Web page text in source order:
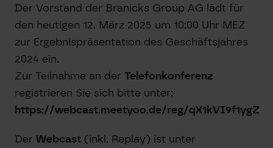
Der Vorstand der Branicks Group AG lädt für
den heutigen 12. März 2025 um 10:00 Uhr MEZ
zur Ergebnispräsentation des Geschäftsjahres
2024 ein.
Zur Teilnahme an der Telefonkonferenz
registrieren Sie sich bitte unter:
https://webcast.meetyoo.de/reg/qX1kVI9f1ygZ
Der Webcast (inkl. Replay) ist unter